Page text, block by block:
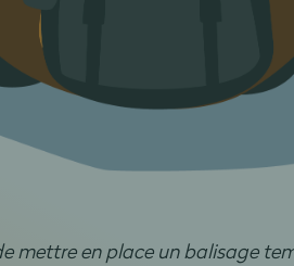
mettre en place un balisage